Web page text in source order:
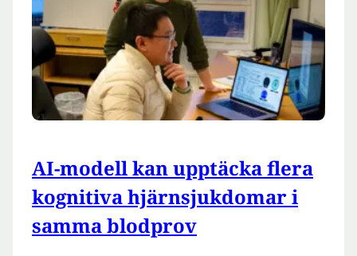
AI-modell kan upptäcka flera
kognitiva hjärnsjukdomar i
samma blodprov